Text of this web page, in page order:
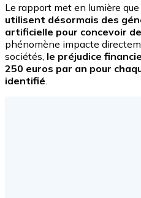
Le rapport met en lumière que
utilisent désormais des
artificielle pour concevoir
phénomène impacte
sociétés, le préjudice
250 euros par an pour
identifié